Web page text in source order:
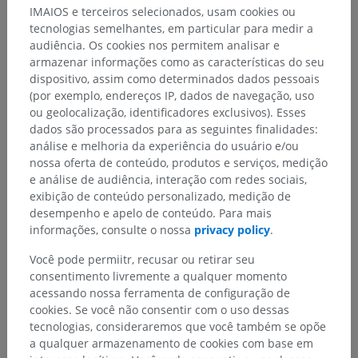
Hierarquia anatômica
IMAIOS e terceiros selecionados, usam cookies ou
tecnologias semelhantes, em particular para medir a
audiência. Os cookies nos permitem analisar e
armazenar informações como as características do seu
dispositivo, assim como determinados dados pessoais
(por exemplo, endereços IP, dados de navegação, uso
ou geolocalização, identificadores exclusivos). Esses
dados são processados para as seguintes finalidades:
análise e melhoria da experiência do usuário e/ou
nossa oferta de conteúdo, produtos e serviços, medição
e análise de audiência, interação com redes sociais,
exibição de conteúdo personalizado, medição de
desempenho e apelo de conteúdo. Para mais
informações, consulte o nossa privacy policy.
Você pode permiitr, recusar ou retirar seu
consentimento livremente a qualquer momento
acessando nossa ferramenta de configuração de
cookies. Se você não consentir com o uso dessas
tecnologias, consideraremos que você também se opõe
a qualquer armazenamento de cookies com base em